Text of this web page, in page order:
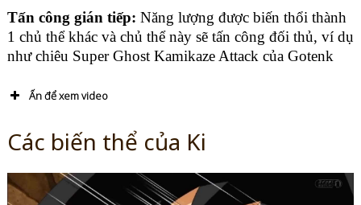
Tấn công gián tiếp: Năng lượng được biến thổi thành
1 chủ thể khác và chủ thể này sẽ tấn công đối thủ, ví dụ
như chiêu Super Ghost Kamikaze Attack của Gotenk
Ấn để xem video
Các biến thể của Ki